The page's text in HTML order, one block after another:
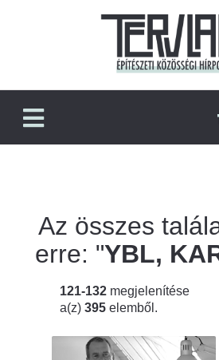
Az összes
erre: "YBL,
121-132 megjelenítése
a(z) 395 elemből.